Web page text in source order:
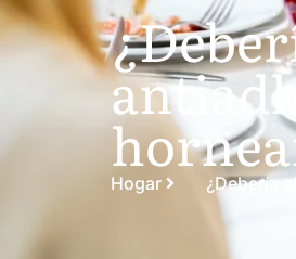
Hogar ¿Debería